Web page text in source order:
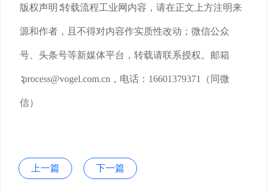
版权声明 ∶转载流程工业网内容，请在正文上方注明来
源和作者，且不得对内容作实质性改动；微信公众
号、头条号等新媒体平台，转载请联系授权。邮箱
∶process@vogel.com.cn，电话：16601379371（同微
信）
上一篇 下一篇